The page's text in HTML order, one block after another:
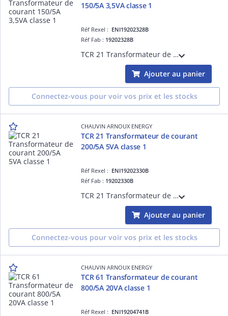
150/5A 3,5VA classe 1
Réf Rexel : ENI19202328B
Réf Fab : 19202328B
TCR 21 Transformateur de courant à passage de barre et de câble diamètre 20mm - Rapport de transformation 150/5A - Puissance de précision 3,5VA - Classe de précision 1
Ajouter au panier
Connectez-vous pour voir vos prix et les stocks
CHAUVIN ARNOUX ENERGY
TCR 21 Transformateur de courant
200/5A 5VA classe 1
Réf Rexel : ENI19202330B
Réf Fab : 19202330B
TCR 21 Transformateur de courant à passage de barre et de câble diamètre 20mm - Rapport de transformation 200/5A - Puissance de précision 5VA - Classe de précision 1
Ajouter au panier
Connectez-vous pour voir vos prix et les stocks
CHAUVIN ARNOUX ENERGY
TCR 61 Transformateur de courant
800/5A 20VA classe 1
Réf Rexel : ENI19204741B